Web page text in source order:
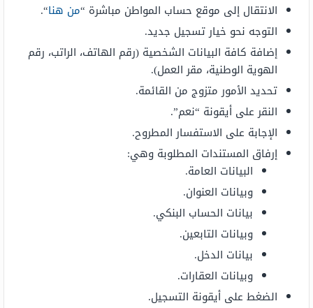
الانتقال إلى موقع حساب المواطن مباشرة “من هنا“.
التوجه نحو خيار تسجيل جديد.
إضافة كافة البيانات الشخصية (رقم الهاتف، الراتب، رقم
الهوية الوطنية، مقر العمل).
تحديد الأمور متزوج من القائمة.
النقر على أيقونة “نعم”.
الإجابة على الاستفسار المطروح.
إرفاق المستندات المطلوبة وهي:
البيانات العامة.
وبيانات العنوان.
بيانات الحساب البنكي.
وبيانات التابعين.
بيانات الدخل.
وبيانات العقارات.
الضغط على أيقونة التسجيل.